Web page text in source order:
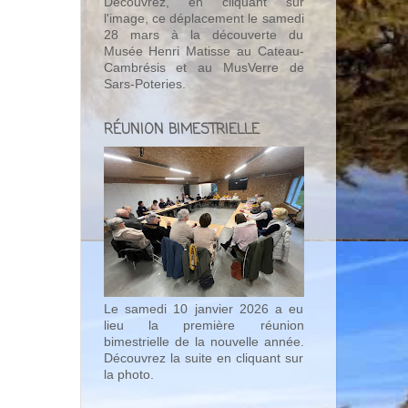
l'image, ce déplacement le samedi
28 mars à la découverte du
Musée Henri Matisse au Cateau-
Cambrésis et au MusVerre de
Sars-Poteries.
RÉUNION BIMESTRIELLE
Le samedi 10 janvier 2026 a eu
lieu la première réunion
bimestrielle de la nouvelle année.
Découvrez la suite en cliquant sur
la photo.